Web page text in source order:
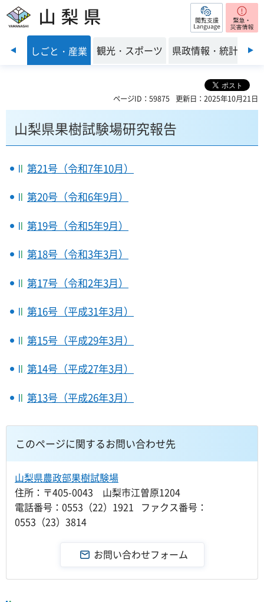
山梨県 閲覧支援
前のスライドを表示
境 しごと・産業 観光・スポーツ 県政情報・統計
ページID：59875 更新日：2025年10月21日
山梨県果樹試験場研究報告
第21号（令和7年10月）
第20号（令和6年9月）
第19号（令和5年9月）
第18号（令和3年3月）
第17号（令和2年3月）
第16号（平成31年3月）
第15号（平成29年3月）
第14号（平成27年3月）
第13号（平成26年3月）
このページに関するお問い合わせ先
山梨県農政部果樹試験場
住所：〒405-0043 山梨市江曽原1204
電話番号：0553（22）1921 ファクス番号：
0553（23）3814